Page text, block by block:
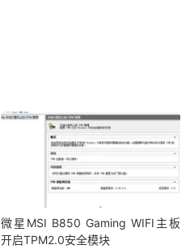
微星MSI B850 Gaming WIFI主板
开启TPM2.0安全模块